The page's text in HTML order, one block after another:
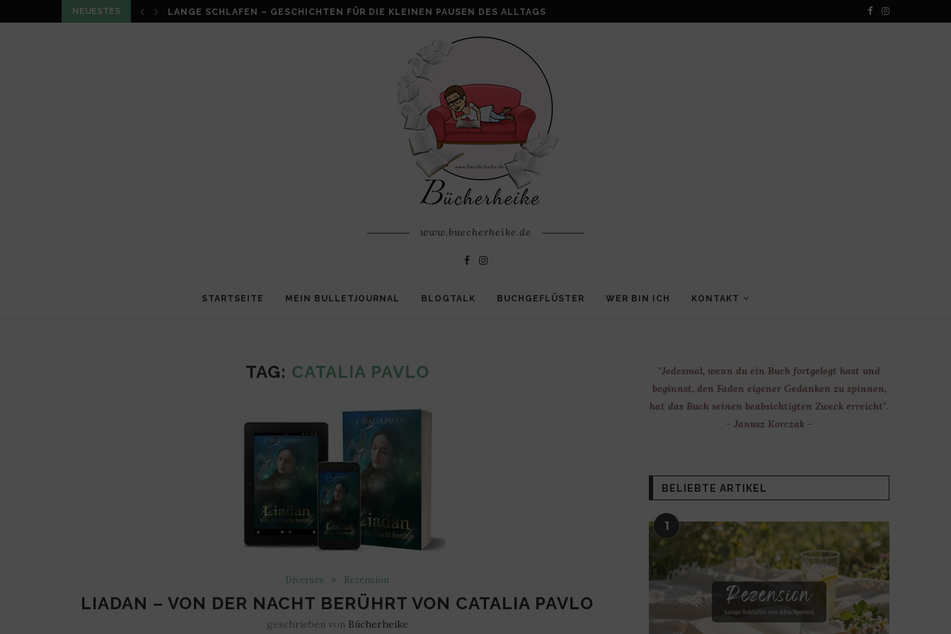
NEUESTES LOUMA VON CHRISTIAN SCHNALKE: WENN AUS VERLUST FAMILIE ENTSTEHT
www.buecherheike.de
STARTSEITE MEIN BULLETJOURNAL BLOGTALK BUCHGEFLÜSTER WER BIN ICH KONTAKT
TAG: CATALIA PAVLO
Diverses Rezension
LIADAN – VON DER NACHT BERÜHRT VON CATALIA PAVLO
geschrieben von Bücherheike
"Jedesmal, wenn du ein Buch fortgelegt hast und
beginnst, den Faden eigener Gedanken zu spinnen,
hat das Buch seinen beabsichtigten Zweck erreicht".
- Janusz Korczak –
BELIEBTE ARTIKEL
1